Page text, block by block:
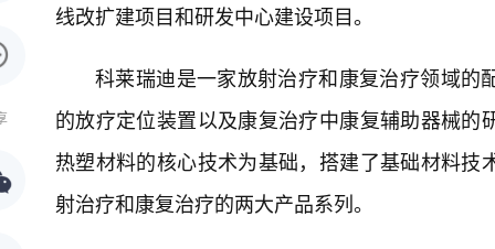
线改扩建项目和研发中心建设项目。
科莱瑞迪是一家放射治疗和康复治疗领域
的放疗定位装置以及康复治疗中康复辅助器械
热塑材料的核心技术为基础，搭建了基础材料
射治疗和康复治疗的两大产品系列。